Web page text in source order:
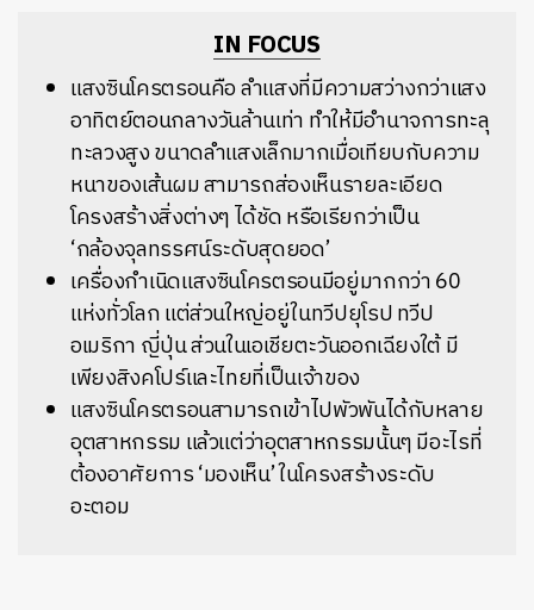
IN FOCUS
แสงซินโครตรอนคือ ลำแสงที่มีความสว่างกว่าแสง
อาทิตย์ตอนกลางวันล้านเท่า ทำให้มีอำนาจการทะลุ
ทะลวงสูง ขนาดลำแสงเล็กมากเมื่อเทียบกับความ
หนาของเส้นผม สามารถส่องเห็นรายละเอียด
โครงสร้างสิ่งต่างๆ ได้ชัด หรือเรียกว่าเป็น
‘กล้องจุลทรรศน์ระดับสุดยอด’
เครื่องกำเนิดแสงซินโครตรอนมีอยู่มากกว่า 60
แห่งทั่วโลก แต่ส่วนใหญ่อยู่ในทวีปยุโรป ทวีป
อเมริกา ญี่ปุ่น ส่วนในเอเชียตะวันออกเฉียงใต้ มี
เพียงสิงคโปร์และไทยที่เป็นเจ้าของ
แสงซินโครตรอนสามารถเข้าไปพัวพันได้กับหลาย
อุตสาหกรรม แล้วแต่ว่าอุตสาหกรรมนั้นๆ มีอะไรที่
ต้องอาศัยการ ‘มองเห็น’ ในโครงสร้างระดับ
อะตอม